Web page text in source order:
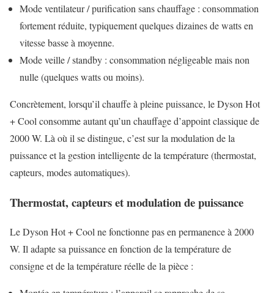
Mode ventilateur / purification sans chauffage : consommation
fortement réduite, typiquement quelques dizaines de watts en
vitesse basse à moyenne.
Mode veille / standby : consommation négligeable mais non
nulle (quelques watts ou moins).
Concrètement, lorsqu’il chauffe à pleine puissance, le Dyson Hot
+ Cool consomme autant qu’un chauffage d’appoint classique de
2000 W. Là où il se distingue, c’est sur la modulation de la
puissance et la gestion intelligente de la température (thermostat,
capteurs, modes automatiques).
Thermostat, capteurs et modulation de puissance
Le Dyson Hot + Cool ne fonctionne pas en permanence à 2000
W. Il adapte sa puissance en fonction de la température de
consigne et de la température réelle de la pièce :